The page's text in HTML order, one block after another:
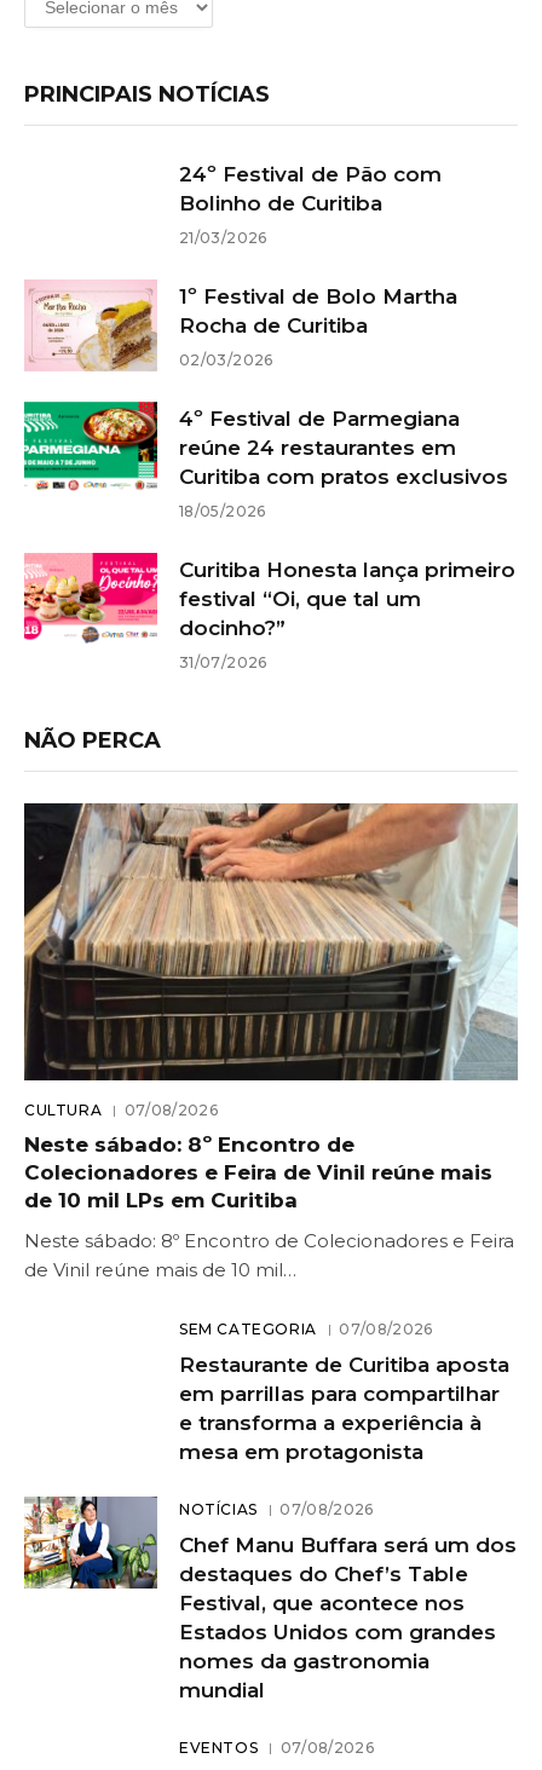
PRINCIPAIS NOTÍCIAS
24º Festival de Pão com
Bolinho de Curitiba
21/03/2026
1º Festival de Bolo Martha
Rocha de Curitiba
02/03/2026
4º Festival de Parmegiana
reúne 24 restaurantes em
Curitiba com pratos exclusivos
18/05/2026
Curitiba Honesta lança primeiro
festival “Oi, que tal um
docinho?”
31/07/2026
NÃO PERCA
CULTURA 07/08/2026
Neste sábado: 8º Encontro de
Colecionadores e Feira de Vinil reúne mais
de 10 mil LPs em Curitiba
Neste sábado: 8º Encontro de Colecionadores e Feira
de Vinil reúne mais de 10 mil…
SEM CATEGORIA 07/08/2026
Restaurante de Curitiba aposta
em parrillas para compartilhar
e transforma a experiência à
mesa em protagonista
NOTÍCIAS 07/08/2026
Chef Manu Buffara será um dos
destaques do Chef’s Table
Festival, que acontece nos
Estados Unidos com grandes
nomes da gastronomia
mundial
EVENTOS 07/08/2026